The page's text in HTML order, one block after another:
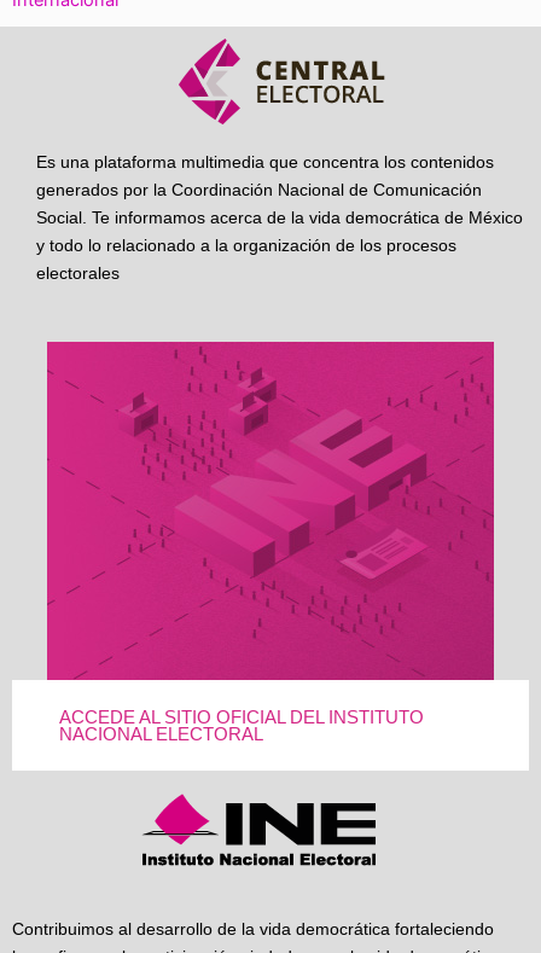
Es una plataforma multimedia que concentra los contenidos
generados por la Coordinación Nacional de Comunicación
Social. Te informamos acerca de la vida democrática de México
y todo lo relacionado a la organización de los procesos
electorales
ACCEDE AL SITIO OFICIAL DEL INSTITUTO
NACIONAL ELECTORAL
Contribuimos al desarrollo de la vida democrática fortaleciendo